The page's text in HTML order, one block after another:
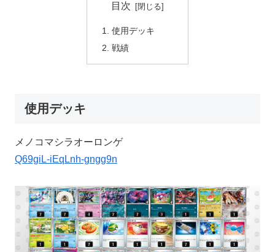
目次
使用デッキ
戦績
使用デッキ
メノコマシラオーロンゲ
Q69giL-iEqLnh-gngg9n